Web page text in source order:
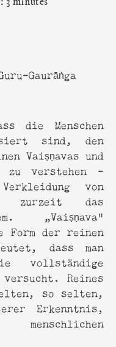
Gaurāṅga
die Menschen
sind, den
Vaiṣṇavas und
zu verstehen -
von
zurzeit das
„Vaiṣṇava“
Form der reinen
dass man
vollständige
versucht. Reines
so selten,
Erkenntnis,